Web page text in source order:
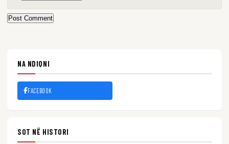
Post Comment
NA NDIQNI
FACEBOOK
SOT NË HISTORI